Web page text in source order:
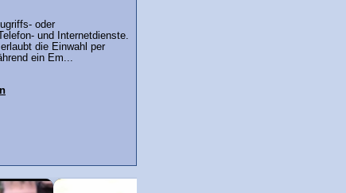
oder
und Internetdienste.
die Einwahl per
ein Em...